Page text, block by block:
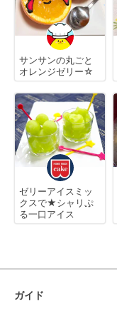
サンサンの丸ごと
オレンジゼリー☆
ゼリーアイスミッ
クスで★シャリぷ
る一口アイス
ガイド